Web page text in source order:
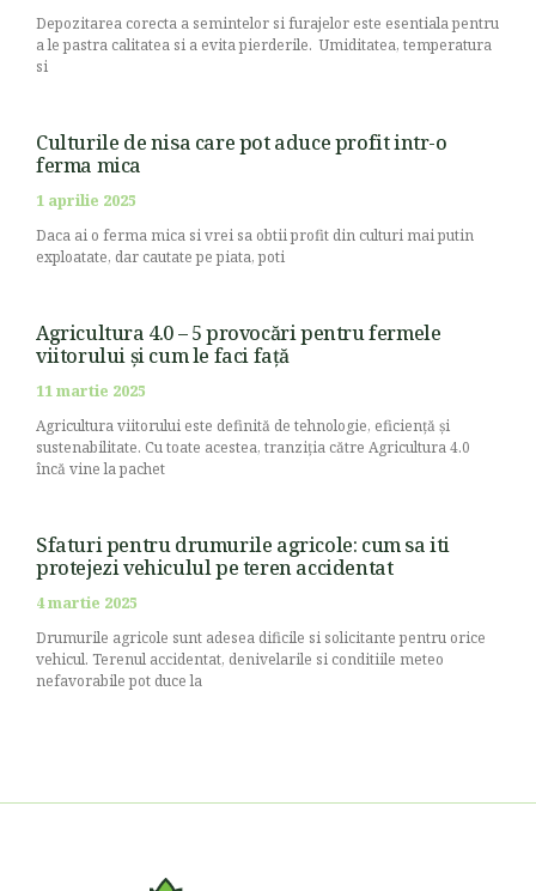
Depozitarea corecta a semintelor si furajelor este esentiala pentru
a le pastra calitatea si a evita pierderile. Umiditatea, temperatura
si
Culturile de nisa care pot aduce profit intr-o
ferma mica
1 aprilie 2025
Daca ai o ferma mica si vrei sa obtii profit din culturi mai putin
exploatate, dar cautate pe piata, poti
Agricultura 4.0 – 5 provocări pentru fermele
viitorului și cum le faci față
11 martie 2025
Agricultura viitorului este definită de tehnologie, eficiență și
sustenabilitate. Cu toate acestea, tranziția către Agricultura 4.0
încă vine la pachet
Sfaturi pentru drumurile agricole: cum sa iti
protejezi vehiculul pe teren accidentat
4 martie 2025
Drumurile agricole sunt adesea dificile si solicitante pentru orice
vehicul. Terenul accidentat, denivelarile si conditiile meteo
nefavorabile pot duce la